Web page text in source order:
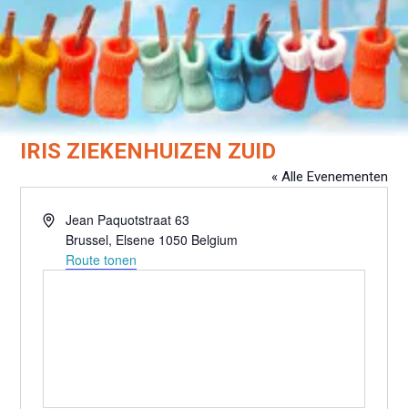
IRIS ZIEKENHUIZEN ZUID
« Alle Evenementen
AdresJean Paquotstraat 63
Brussel, Elsene 1050 Belgium
Route tonen